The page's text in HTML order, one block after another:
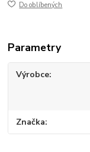
Do oblíbených
Parametry
Výrobce
Značka